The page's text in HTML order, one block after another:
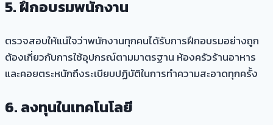
5. ฝึกอบรมพนักงาน
ตรวจสอบให้แน่ใจว่าพนักงานทุกคนได้รับการฝึกอบรมอย่างถูก
ต้องเกี่ยวกับการใช้อุปกรณ์ตามมาตรฐาน ห้องครัวร้านอาหาร
และคอยตระหนักถึงระเบียบปฏิบัติในการทำความสะอาดทุกครั้ง
6. ลงทุนในเทคโนโลยี